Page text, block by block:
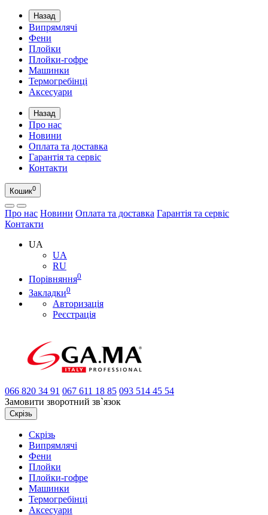
Назад
Випрямлячі
Фени
Плойки
Плойки-гофре
Машинки
Термогребінці
Аксесуари
Назад
Про нас
Новини
Оплата та доставка
Гарантія та сервіс
Контакти
Кошик0
Про нас Новини Оплата та доставка Гарантія та сервіс
Контакти
UA
UA
RU
Порівняння0
Закладки0
Авторизація
Реєстрація
066 820 34 91 067 611 18 85 093 514 45 54
Замовити зворотний зв`язок
Скрізь
Скрізь
Випрямлячі
Фени
Плойки
Плойки-гофре
Машинки
Термогребінці
Аксесуари